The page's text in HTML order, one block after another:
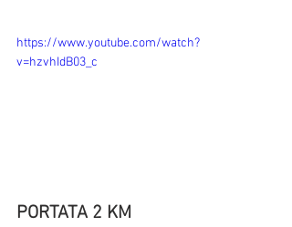
https://www.youtube.com/watch?
v=hzvhIdB03_c
PORTATA 2 KM